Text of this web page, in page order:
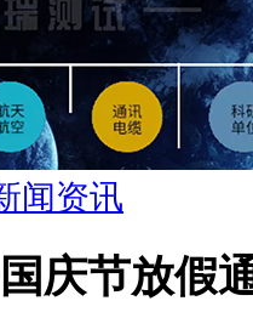
闻资讯
庆节放假